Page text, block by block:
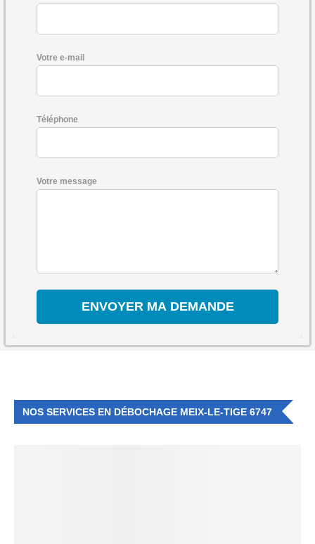
Votre e-mail
Téléphone
Votre message
NOS SERVICES EN DÉBOCHAGE MEIX-LE-TIGE 6747